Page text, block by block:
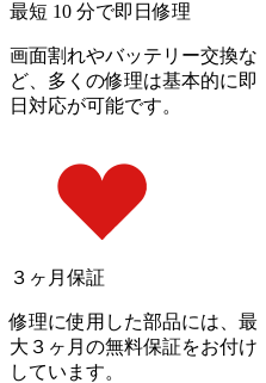
最短 10 分で即日修理
画面割れやバッテリー交換な
ど、多くの修理は基本的に即
日対応が可能です。
３ヶ月保証
修理に使用した部品には、最
大３ヶ月の無料保証をお付け
しています。